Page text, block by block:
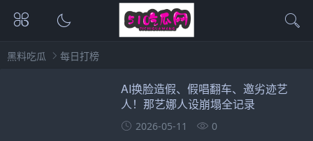
黑料吃瓜 每日打榜
AI换脸造假、假唱翻车、邀劣迹艺
人！那艺娜人设崩塌全记录
2026-05-11 0